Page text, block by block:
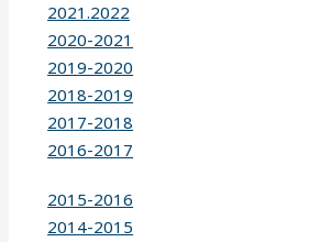
2021.2022
2020-2021
2019-2020
2018-2019
2017-2018
2016-2017
2015-2016
2014-2015